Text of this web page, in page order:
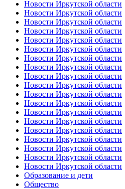
Новости Иркутской области
Новости Иркутской области
Новости Иркутской области
Новости Иркутской области
Новости Иркутской области
Новости Иркутской области
Новости Иркутской области
Новости Иркутской области
Новости Иркутской области
Новости Иркутской области
Новости Иркутской области
Новости Иркутской области
Новости Иркутской области
Новости Иркутской области
Новости Иркутской области
Новости Иркутской области
Новости Иркутской области
Новости Иркутской области
Новости Иркутской области
Образование и дети
Общество